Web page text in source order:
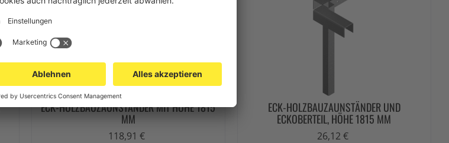
ECK-HOLZBAUZAUNSTÄNDER MIT HÖHE 1815
MM
118,91 €
ECK-HOLZBAUZAUNSTÄNDER UND
ECKOBERTEIL, HÖHE 1815 MM
26,12 €